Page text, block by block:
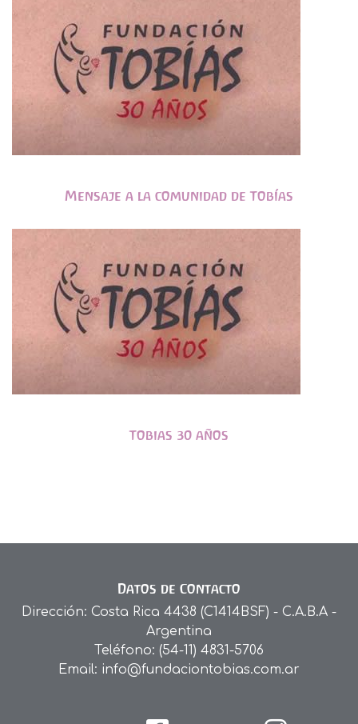
Mensaje a la comunidad de Tobías
Tobias 30 años
Datos de Contacto
Dirección: Costa Rica 4438 (C1414BSF) - C.A.B.A -
Argentina
Teléfono: (54-11) 4831-5706
Email: info@fundaciontobias.com.ar